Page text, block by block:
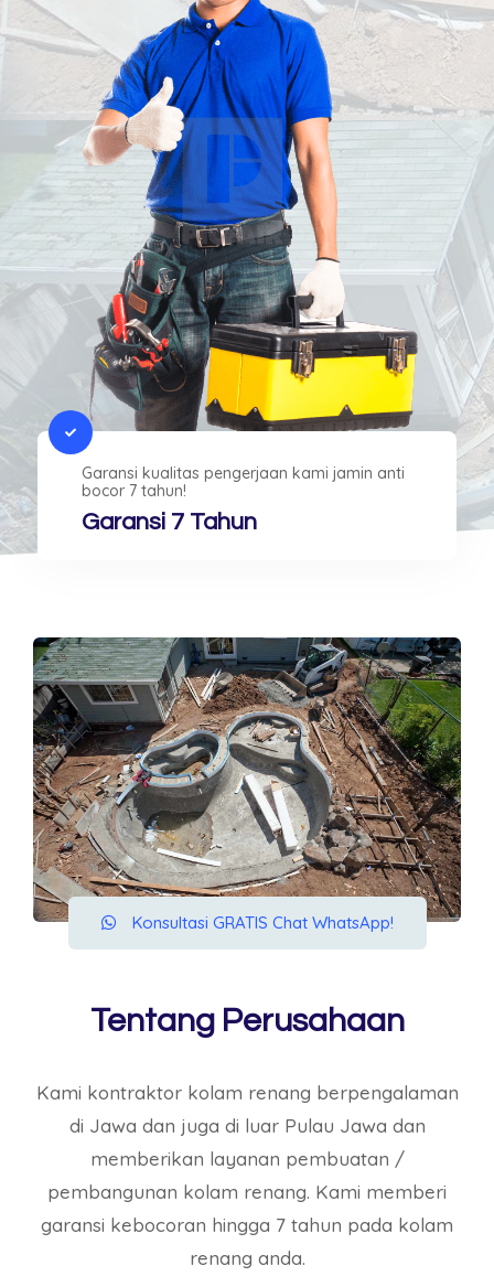
Garansi kualitas pengerjaan kami jamin anti
bocor 7 tahun!
Garansi 7 Tahun
Konsultasi GRATIS Chat WhatsApp!
Tentang Perusahaan
Kami kontraktor kolam renang berpengalaman
di Jawa dan juga di luar Pulau Jawa dan
memberikan layanan pembuatan /
pembangunan kolam renang. Kami memberi
garansi kebocoran hingga 7 tahun pada kolam
renang anda.